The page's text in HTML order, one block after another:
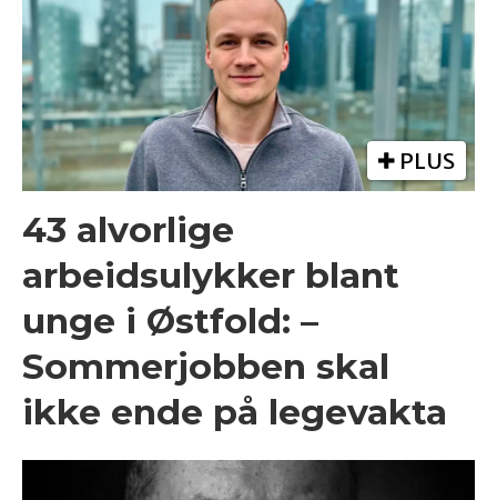
PLUS
43 alvorlige
arbeidsulykker blant
unge i Østfold: –
Sommerjobben skal
ikke ende på legevakta